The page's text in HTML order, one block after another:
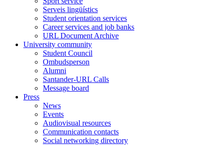
Serveis lingüístics
Student orientation services
Career services and job banks
URL Document Archive
University community
Student Council
Ombudsperson
Alumni
Santander-URL Calls
Message board
Press
News
Events
Audiovisual resources
Communication contacts
Social networking directory